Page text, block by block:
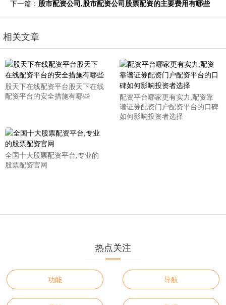
下一篇： 股市配资公司,股市配资公司股票配资的主要费用有哪些
相关文章
股天下在线配资平台股天下在线
配资平台的安全措施有哪些
配资平台哪家更有实力,配资靠
谱证券配资门户配资平台的口碑
如何影响投资者选择
全国十大股票配资平台,专业的
股票配资官网
热点关注
功能 导航